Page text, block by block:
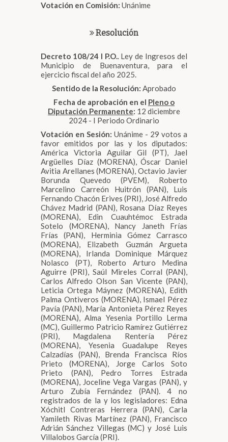
Votación en Comisión: Unánime
Resolución
Decreto 108/24 I P.O.. Ley de Ingresos del
Municipio de Buenaventura, para el
ejercicio fiscal del año 2025.
Sentido de la Resolución: Aprobado
Fecha de aprobación en el Pleno o
Diputación Permanente: 12 diciembre
2024 - I Periodo Ordinario
Votación en Sesión: Unánime - 29 votos a
favor emitidos por las y los diputados:
América Victoria Aguilar Gil (PT), Jael
Argüelles Díaz (MORENA), Óscar Daniel
Avitia Arellanes (MORENA), Octavio Javier
Borunda Quevedo (PVEM), Roberto
Marcelino Carreón Huitrón (PAN), Luis
Fernando Chacón Erives (PRI), José Alfredo
Chávez Madrid (PAN), Rosana Díaz Reyes
(MORENA), Edin Cuauhtémoc Estrada
Sotelo (MORENA), Nancy Janeth Frías
Frías (PAN), Herminia Gómez Carrasco
(MORENA), Elizabeth Guzmán Argueta
(MORENA), Irlanda Dominique Márquez
Nolasco (PT), Roberto Arturo Medina
Aguirre (PRI), Saúl Mireles Corral (PAN),
Carlos Alfredo Olson San Vicente (PAN),
Leticia Ortega Máynez (MORENA), Edith
Palma Ontiveros (MORENA), Ismael Pérez
Pavía (PAN), María Antonieta Pérez Reyes
(MORENA), Alma Yesenia Portillo Lerma
(MC), Guillermo Patricio Ramírez Gutiérrez
(PRI), Magdalena Rentería Pérez
(MORENA), Yesenia Guadalupe Reyes
Calzadías (PAN), Brenda Francisca Ríos
Prieto (MORENA), Jorge Carlos Soto
Prieto (PAN), Pedro Torres Estrada
(MORENA), Joceline Vega Vargas (PAN), y
Arturo Zubía Fernández (PAN). 4 no
registrados de la y los legisladores: Edna
Xóchitl Contreras Herrera (PAN), Carla
Yamileth Rivas Martínez (PAN), Francisco
Adrián Sánchez Villegas (MC) y José Luis
Villalobos García (PRI).